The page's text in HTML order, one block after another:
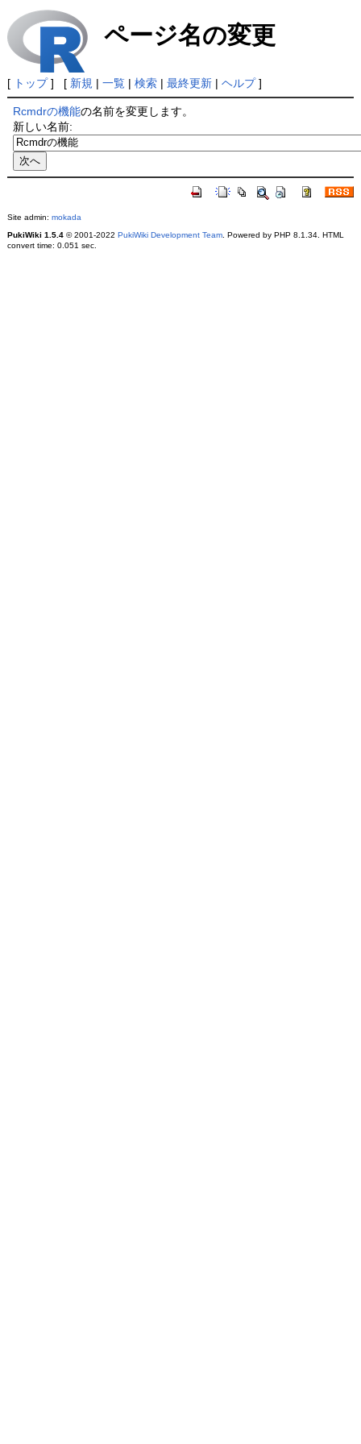
ページ名の変更
[ トップ] [ 新規 | 一覧| 検索| 最終更新| ヘルプ]
Rcmdrの機能の名前を変更します。
新しい名前:
Site admin: mokada
PukiWiki 1.5.4© 2001-2022 PukiWiki Development Team. Powered by PHP 8.1.34. HTML
convert time: 0.051 sec.